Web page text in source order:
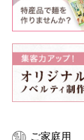
ご家庭用